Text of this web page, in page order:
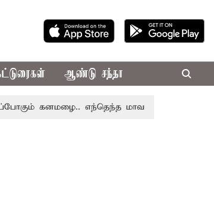
ஆண்டு சந்தா
கனமழை.. எந்தெந்த மாவட்டங்களில்